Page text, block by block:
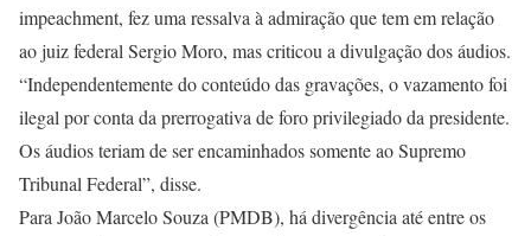
impeachment, fez uma ressalva à admiração que tem em relação
ao juiz federal Sergio Moro, mas criticou a divulgação dos áudios.
“Independentemente do conteúdo das gravações, o vazamento foi
ilegal por conta da prerrogativa de foro privilegiado da presidente.
Os áudios teriam de ser encaminhados somente ao Supremo
Tribunal Federal”, disse.
Para João Marcelo Souza (PMDB), há divergência até entre os